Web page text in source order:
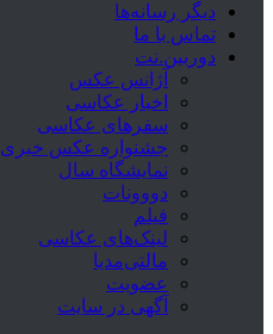
دیگر رسانه‌ها
تماس با ما
دوربین.نت
آژانس عکس
اخبار عکاسی
سفرهای عکاسی
جشنواره عکس خبری
نمایشگاه سال
دووونات
فیلم
لینک‌های عکاسی
مالتی‌مدیا
عضویت
آگهی در سایت